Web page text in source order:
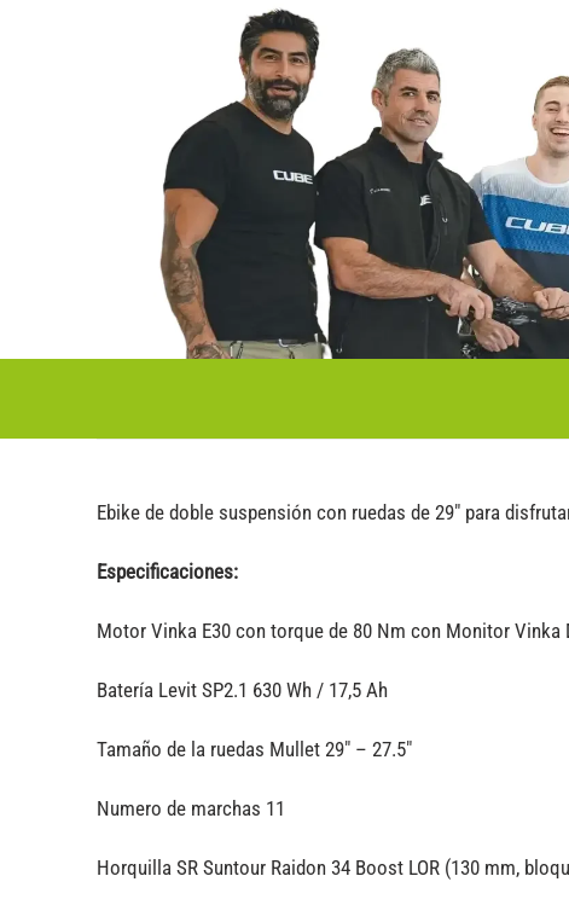
Ebike de doble suspensión con ruedas de 29″ para
Especificaciones:
Motor Vinka E30 con torque de 80 Nm con Monitor Vinka
Batería Levit SP2.1 630 Wh / 17,5 Ah
Tamaño de la ruedas Mullet 29″ – 27.5″
Numero de marchas 11
Horquilla SR Suntour Raidon 34 Boost LOR (130 mm,